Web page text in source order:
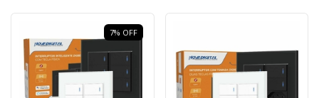
7% OFF